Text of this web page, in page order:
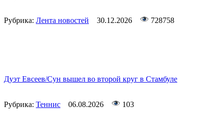
Рубрика: Лента новостей 30.12.2026 728758
Дуэт Евсеев/Сун вышел во второй круг в Стамбуле
Рубрика: Теннис 06.08.2026 103